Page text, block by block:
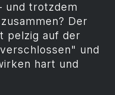
und trotzdem
Der
pelzig auf der
und
hart und